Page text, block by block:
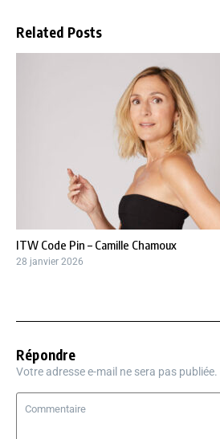
Related Posts
ITW Code Pin – Camille Chamoux
28 janvier 2026
Répondre
Votre adresse e-mail ne sera pas publiée.